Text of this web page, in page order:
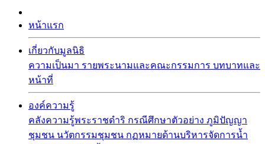
หน้าแรก
เกี่ยวกับมูลนิธิ
ความเป็นมา รายพระนามและคณะกรรมการ บทบาทและ
หน้าที่
องค์ความรู้
คลังความรู้พระราชดำริ กรณีศึกษาตัวอย่าง ภูมิปัญญา
ชุมชน นวัตกรรมชุมชน กฏหมายด้านบริหารจัดการน้ำ